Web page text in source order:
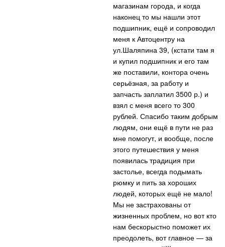
магазинам города, и когда
наконец то мы нашли этот
подшипник, ещё и сопроводил
меня к Автоцентру на
ул.Шаляпина 39, (кстати там я
и купил подшипник и его там
же поставили, контора очень
серьёзная, за работу и
запчасть заплатил 3500 р.) и
взял с меня всего то 300
рублей. Спасибо таким добрым
людям, они ещё в пути не раз
мне помогут, и вообще, после
этого путешествия у меня
появилась традиция при
застолье, всегда подымать
рюмку и пить за хороших
людей, которых ещё не мало!
Мы не застрахованы от
жизненных проблем, но вот кто
нам бескорыстно поможет их
преодолеть, вот главное — за